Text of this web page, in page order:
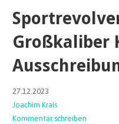
Großkaliber
27.12.2023
Joachim Krais
Kommentar schreiben